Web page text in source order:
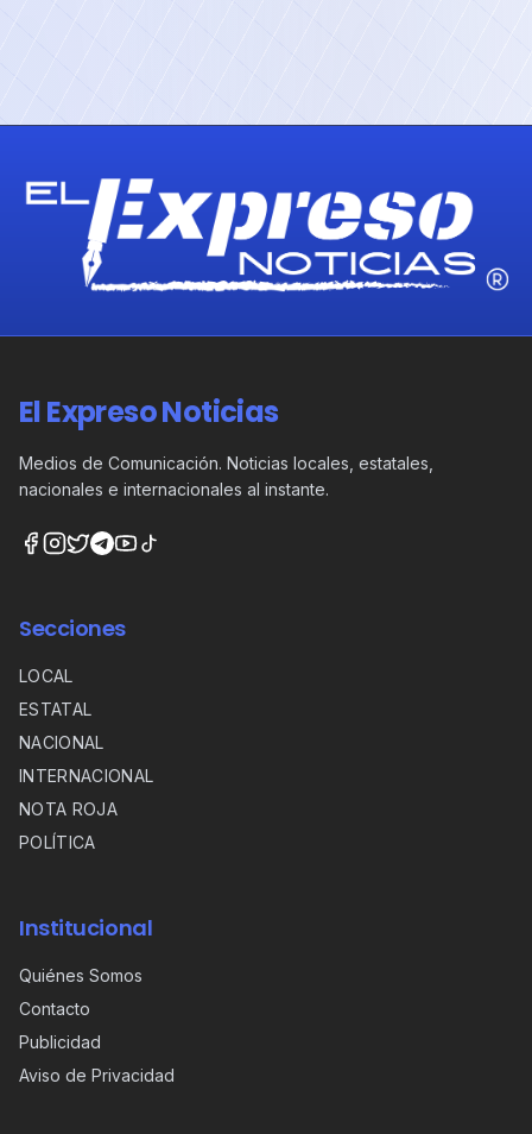
El Expreso Noticias
Medios de Comunicación. Noticias locales, estatales,
nacionales e internacionales al instante.
Secciones
LOCAL
ESTATAL
NACIONAL
INTERNACIONAL
NOTA ROJA
POLÍTICA
Institucional
Quiénes Somos
Contacto
Publicidad
Aviso de Privacidad